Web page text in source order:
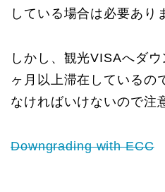
している場合は必要あり
しかし、観光VISAへダ
ヶ月以上滞在しているの
なければいけないので注
Downgrading with ECC